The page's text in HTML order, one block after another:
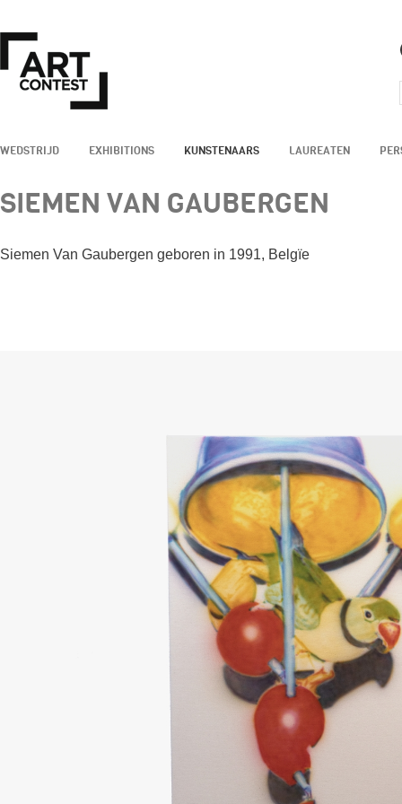
WEDSTRIJD EXHIBITIONS KUNSTENAARS LAUREATEN
SIEMEN VAN GAUBERGEN
Siemen Van Gaubergen geboren in 1991, Belgïe